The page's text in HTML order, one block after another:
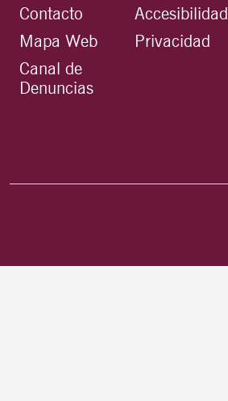
Contacto
Mapa Web
Canal de
Denuncias
Accesibilidad
Privacidad